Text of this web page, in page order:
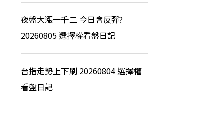
夜盤大漲一千二 今日會反彈?
20260805 選擇權看盤日記
台指走勢上下刷 20260804 選擇權
看盤日記